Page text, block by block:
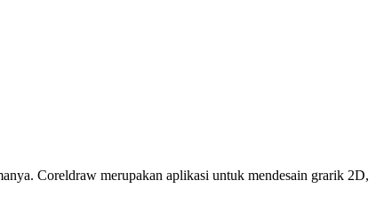
Coreldraw merupakan aplikasi untuk mendesain grarik 2D,